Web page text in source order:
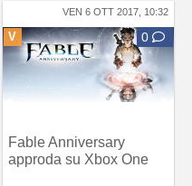
VEN 6 OTT 2017, 10:32
V 0
Fable Anniversary
approda su Xbox One